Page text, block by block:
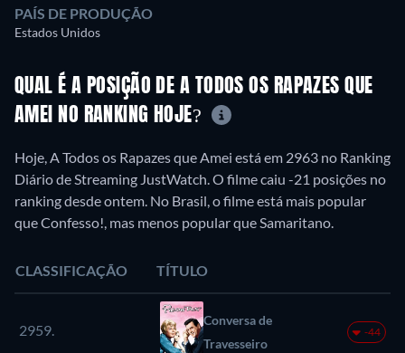
PAÍS DE PRODUÇÃO
Estados Unidos
QUAL É A POSIÇÃO DE A TODOS OS RAPAZES QUE
AMEI NO RANKING HOJE?
Hoje, A Todos os Rapazes que Amei está em 2963 no Ranking
Diário de Streaming JustWatch. O filme caiu -21 posições no
ranking desde ontem. No Brasil, o filme está mais popular
que Confesso!, mas menos popular que Samaritano.
CLASSIFICAÇÃO TÍTULO
2959.
Conversa de
Travesseiro
-44